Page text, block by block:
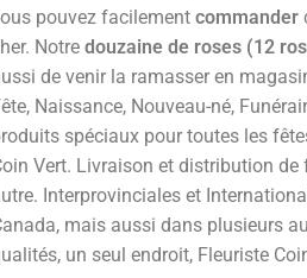
pouvez facilement commander
Notre douzaine de roses (12
de venir la ramasser en
Naissance, Nouveau-né,
spéciaux pour toutes les
Vert. Livraison et distribution
Interprovinciales et
mais aussi dans plusieurs
un seul endroit, Fleuriste